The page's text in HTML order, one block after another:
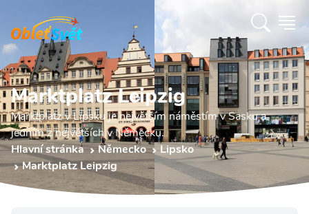
Marktplatz Leipzig
Marktplatz v Lipsku je největším náměstím v Sasku a
jedním z největších v Německu.
Hlavní stránka
Německo
Lipsko
Marktplatz Leipzig